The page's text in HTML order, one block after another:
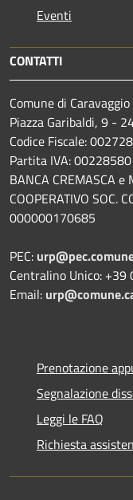
Eventi
CONTATTI
Comune di Caravaggio
Piazza Garibaldi, 9 -
Codice Fiscale:
Partita IVA:
BANCA CREMASCA e
COOPERATIVO SOC.
000000170685
PEC:
Centralino Unico: +39
Email:
Prenotazione
Segnalazione
Leggi le FAQ
Richiesta